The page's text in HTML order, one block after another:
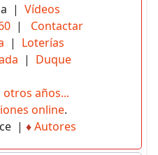
| Vídeos
| Contactar
| Loterías
| Duque
otros años...
online.
| ♦Autores